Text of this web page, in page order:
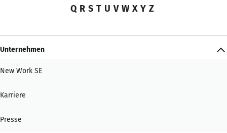
Q R S T U V W X Y Z
Unternehmen
New Work SE
Karriere
Presse